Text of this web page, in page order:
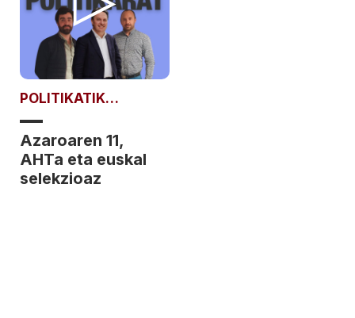
POLITIKATIK
POLITIKARAT
Azaroaren 11,
AHTa eta euskal
selekzioaz